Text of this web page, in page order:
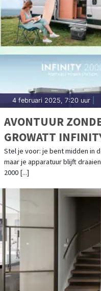
4 februari 2025, 7:20 uur
AVONTUUR
GROWATT
Stel je voor: je bent midden in
maar je apparatuur blijft
2000 [...]